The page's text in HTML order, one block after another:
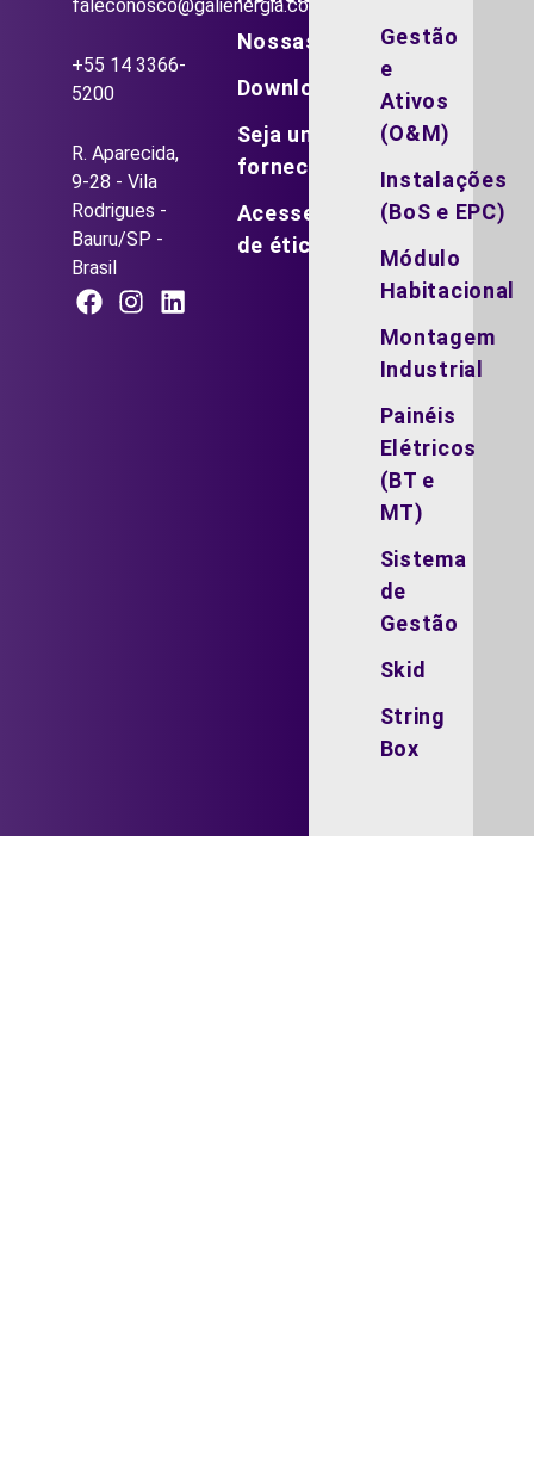
faleconosco@galienergia.com.br
+55 14 3366-
5200
R. Aparecida,
9-28 - Vila
Rodrigues -
Bauru/SP -
Brasil
Nossas vagas
Downloads
Seja um
fornecedor
Acesse o canal
de ética
Gestão
e
Ativos
(O&M)
Instalações
(BoS e EPC)
Módulo
Habitacional
Montagem
Industrial
Painéis
Elétricos
(BT e
MT)
Sistema
de
Gestão
Skid
String
Box